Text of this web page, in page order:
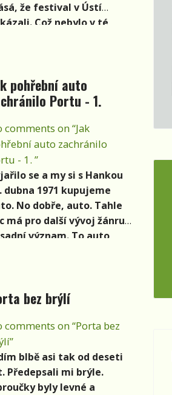
že festival v Ústí
Což nebylo v té
pohřební auto
Portu - 1.
comments on “Jak
auto zachránilo
- 1. ”
se a my si s Hankou
dubna 1971 kupujeme
No dobře, auto. Tahle
má pro další vývoj žánru
význam. To auto
havraní glanc, ale
štětečky a dřívky
novým lakem.
bez brýlí
comments on “Porta bez
blbě asi tak od deseti
Předepsali mi brýle.
byly levné a